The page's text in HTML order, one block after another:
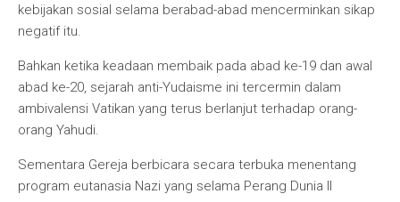
kebijakan sosial selama berabad-abad mencerminkan sikap
negatif itu.
Bahkan ketika keadaan membaik pada abad ke-19 dan awal
abad ke-20, sejarah anti-Yudaisme ini tercermin dalam
ambivalensi Vatikan yang terus berlanjut terhadap orang-
orang Yahudi.
Sementara Gereja berbicara secara terbuka menentang
program eutanasia Nazi yang selama Perang Dunia II